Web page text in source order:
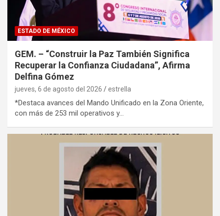
ESTADO DE MÉXICO
GEM. – “Construir la Paz También Significa
Recuperar la Confianza Ciudadana”, Afirma
Delfina Gómez
jueves, 6 de agosto del 2026 estrella
*Destaca avances del Mando Unificado en la Zona Oriente,
con más de 253 mil operativos y…